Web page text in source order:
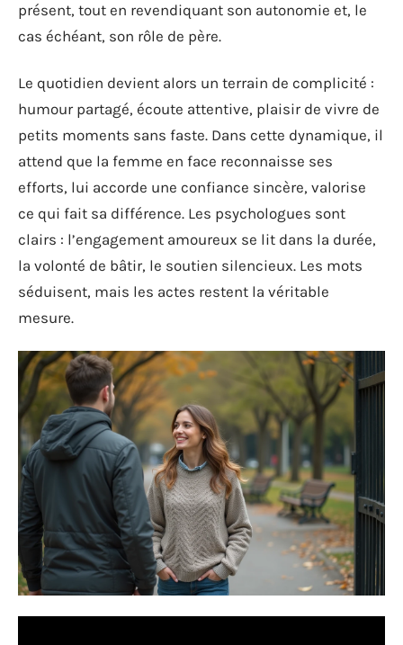
présent, tout en revendiquant son autonomie et, le
cas échéant, son rôle de père.
Le quotidien devient alors un terrain de complicité :
humour partagé, écoute attentive, plaisir de vivre de
petits moments sans faste. Dans cette dynamique, il
attend que la femme en face reconnaisse ses
efforts, lui accorde une confiance sincère, valorise
ce qui fait sa différence. Les psychologues sont
clairs : l’engagement amoureux se lit dans la durée,
la volonté de bâtir, le soutien silencieux. Les mots
séduisent, mais les actes restent la véritable
mesure.